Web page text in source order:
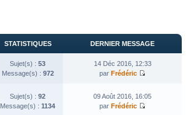
STATISTIQUES DERNIER MESSAGE
Sujet(s) : 53
Message(s) : 972
14 Déc 2016, 12:33
par Frédéric
Sujet(s) : 92
Message(s) : 1134
09 Août 2016, 16:05
par Frédéric